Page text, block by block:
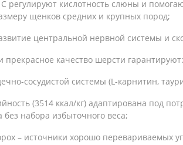
регулируют кислотность слюны и
щенков средних и крупных пород;
центральной нервной системы и
прекрасное качество шерсти
сосудистой системы (L-карнитин,
(3514 ккал/кг) адаптирована под
без набора избыточного веса;
– источники хорошо перевариваемых